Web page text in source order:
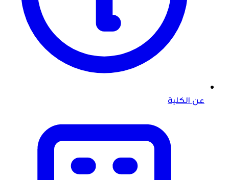
عن الكلية